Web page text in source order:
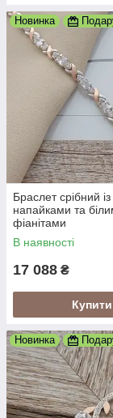
Новинка
Браслет срібний
напайками та
фіанітами
В наявності
17 088 ₴
Купити
Новинка